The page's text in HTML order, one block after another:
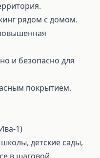
рядом с домом.
и безопасно для
покрытием.
1)
детские сады,